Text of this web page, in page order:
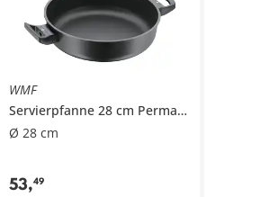
WMF
Servierpfanne 28 cm PermaDur Excellent
Ø 28 cm
53,49